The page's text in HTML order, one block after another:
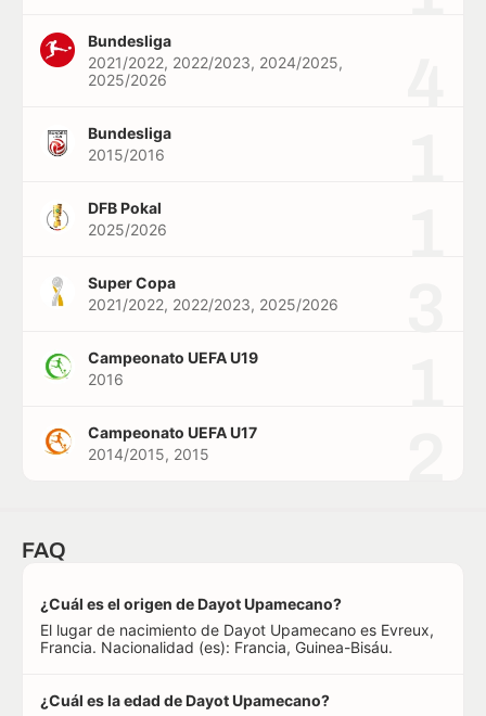
Bundesliga
2021/2022, 2022/2023, 2024/2025,
2025/2026
Bundesliga
2015/2016
DFB Pokal
2025/2026
Super Copa
2021/2022, 2022/2023, 2025/2026
Campeonato UEFA U19
2016
Campeonato UEFA U17
2014/2015, 2015
FAQ
¿Cuál es el origen de Dayot Upamecano?
El lugar de nacimiento de Dayot Upamecano es Evreux,
Francia. Nacionalidad (es): Francia, Guinea-Bisáu.
¿Cuál es la edad de Dayot Upamecano?